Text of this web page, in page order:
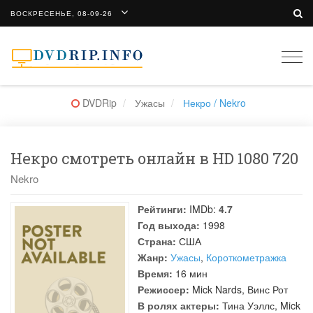
ВОСКРЕСЕНЬЕ, 08-09-26
DVDRip Ужасы Некро / Nekro
Некро смотреть онлайн в HD 1080 720
Nekro
Рейтинги: IMDb: 4.7
Год выхода: 1998
Страна: США
Жанр: Ужасы, Короткометражка
Время: 16 мин
Режиссер: Mick Nards, Винс Рот
В ролях актеры: Тина Уэллс, Mick